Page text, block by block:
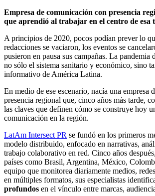
Empresa de comunicación con presencia
que aprendió al trabajar en el centro de esa
A principios de 2020, pocos podían prever lo
redacciones se vaciaron, los eventos se
pusieron en pausa sus campañas. La
no sólo el sistema sanitario y económico, sino
informativo de América Latina.
En medio de ese escenario, nacía una empresa
presencia regional que, cinco años más tarde,
las claves que definen cómo se construye hoy
comunicación en la región.
LatAm Intersect PR se fundó en los primeros
modelo distribuido, enfocado en narrativas,
trabajo colaborativo en red. Cinco años
países como Brasil, Argentina, México,
equipo que monitorea diariamente medios,
en múltiples formatos, sus especialistas
profundos en el vínculo entre marcas,